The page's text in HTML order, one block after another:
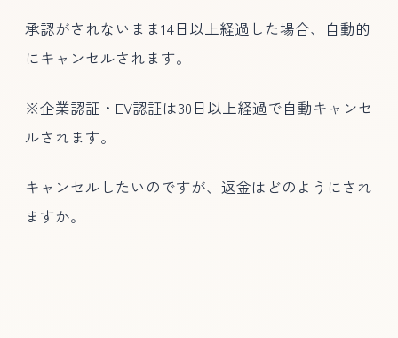
承認がされないまま14日以上経過した場合、自動的
にキャンセルされます。
※企業認証・EV認証は30日以上経過で自動キャンセ
ルされます。
キャンセルしたいのですが、返金はどのようにされ
ますか。